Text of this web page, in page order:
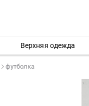
Верхняя одежда
футболка